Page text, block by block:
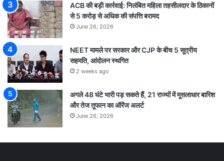
ACB की बड़ी कार्रवाई: निलंबित महिला तहसीलदार के ठिकानों
से 5 करोड़ से अधिक की संपत्ति बरामद
June 26, 2026
NEET मामले पर सरकार और CJP के बीच 5 सूत्रीय
सहमति, आंदोलन स्थगित
2 weeks ago
अगले 48 घंटे भारी पड़ सकते हैं, 21 राज्यों में मूसलाधार बारिश
और तेज तूफान का ऑरेंज अलर्ट
June 26, 2026